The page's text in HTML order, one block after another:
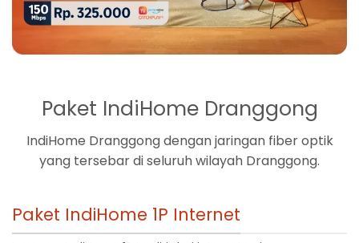
Paket IndiHome Dranggong
IndiHome Dranggong dengan jaringan fiber optik
yang tersebar di seluruh wilayah Dranggong.
Paket IndiHome 1P Internet